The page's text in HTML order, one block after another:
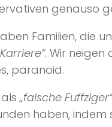
genauso
Familien, die
. Wir neigen
paranoid.
als„falsche Fuffziger“
haben,